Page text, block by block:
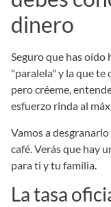
dinero
Seguro que has oído
"paralela" y la que te
pero créeme,
esfuerzo rinda al
Vamos a
café. Verás que hay
para ti y tu familia.
La tasa